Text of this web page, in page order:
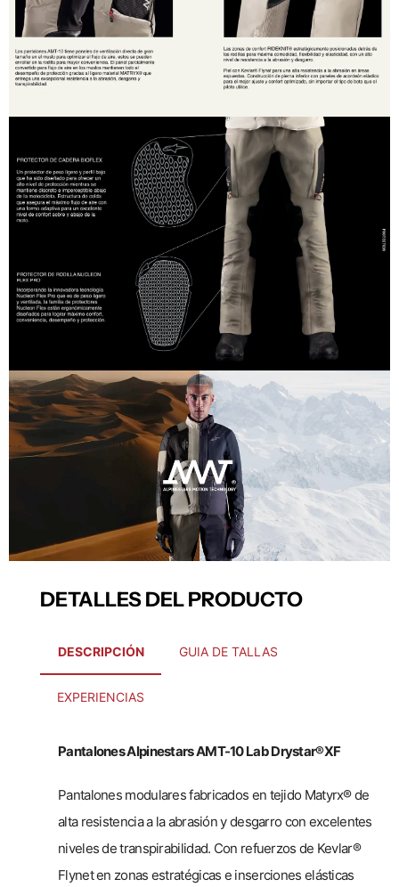
DETALLES DEL PRODUCTO
DESCRIPCIÓN GUIA DE TALLAS
EXPERIENCIAS
Pantalones Alpinestars AMT-10 Lab Drystar®XF
Pantalones modulares fabricados en tejido Matyrx® de
alta resistencia a la abrasión y desgarro con excelentes
niveles de transpirabilidad. Con refuerzos de Kevlar®
Flynet en zonas estratégicas e inserciones elásticas